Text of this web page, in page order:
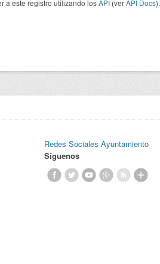
a este registro utilizando losAPI (verAPI Docs).
Redes Sociales Ayuntamiento
Síguenos